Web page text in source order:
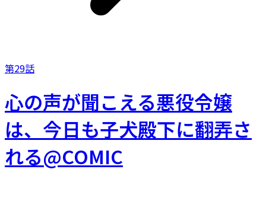
第29話
心の声が聞こえる悪役令嬢
は、今日も子犬殿下に翻弄さ
れる@COMIC